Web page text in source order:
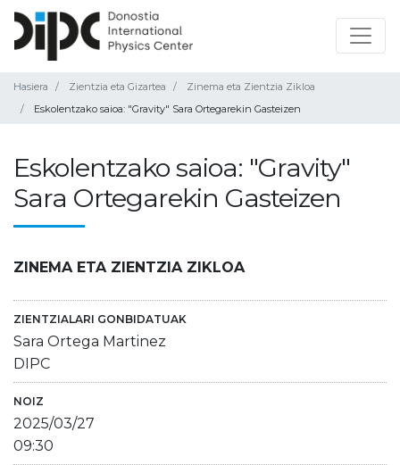
Hasiera Zientzia eta Gizartea
Zinema eta Zientzia Zikloa
Eskolentzako saioa: "Gravity" Sara Ortegarekin Gasteizen
Eskolentzako saioa: "Gravity"
Sara Ortegarekin Gasteizen
ZINEMA ETA ZIENTZIA ZIKLOA
ZIENTZIALARI GONBIDATUAK
Sara Ortega Martinez
DIPC
NOIZ
2025/03/27
09:30